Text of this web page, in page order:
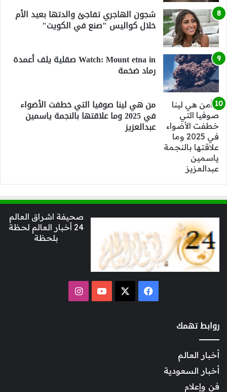
شجون الهاجري تفاجئ والدتها بعيد الأم
خلال كواليس "صنع في الكويت"
Watch: Mount etna in صقلية يلف أعمدة
رماد ضخمة
من هي لينا صوفيا التي خطفت الأضواء
في 2025 وما علاقتها بالنجمة ياسمين
عبدالعزيز
صحيفة اشراق العالم
24 أخبار العالم لحظة
بلحظة
فيسبوك ‫YouTubeانستقرام
روابط تهمك
أخبار العالم
أخبار السعودية
فن وإعلام